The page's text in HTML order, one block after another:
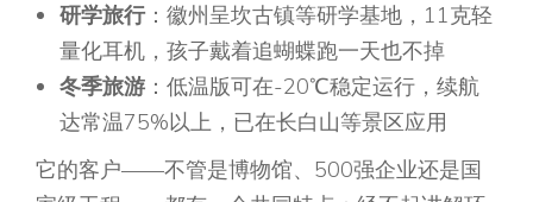
研学旅行：徽州呈坎古镇等研学基地，11克轻
量化耳机，孩子戴着追蝴蝶跑一天也不掉
冬季旅游 ：低温版可在-20℃稳定运行，续航
达常温75%以上，已在长白山等景区应用
它的客户——不管是博物馆、500强企业还是国